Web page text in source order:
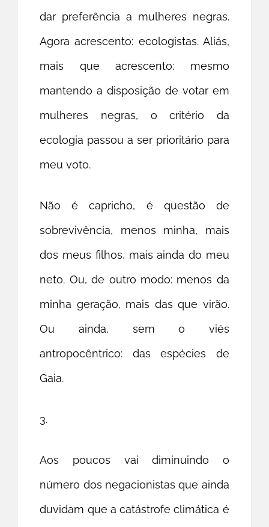
dar preferência a mulheres negras.
Agora acrescento: ecologistas. Aliás,
mais que acrescento: mesmo
mantendo a disposição de votar em
mulheres negras, o critério da
ecologia passou a ser prioritário para
meu voto.
Não é capricho, é questão de
sobrevivência, menos minha, mais
dos meus filhos, mais ainda do meu
neto. Ou, de outro modo: menos da
minha geração, mais das que virão.
Ou ainda, sem o viés
antropocêntrico: das espécies de
Gaia.
3.
Aos poucos vai diminuindo o
número dos negacionistas que ainda
duvidam que a catástrofe climática é